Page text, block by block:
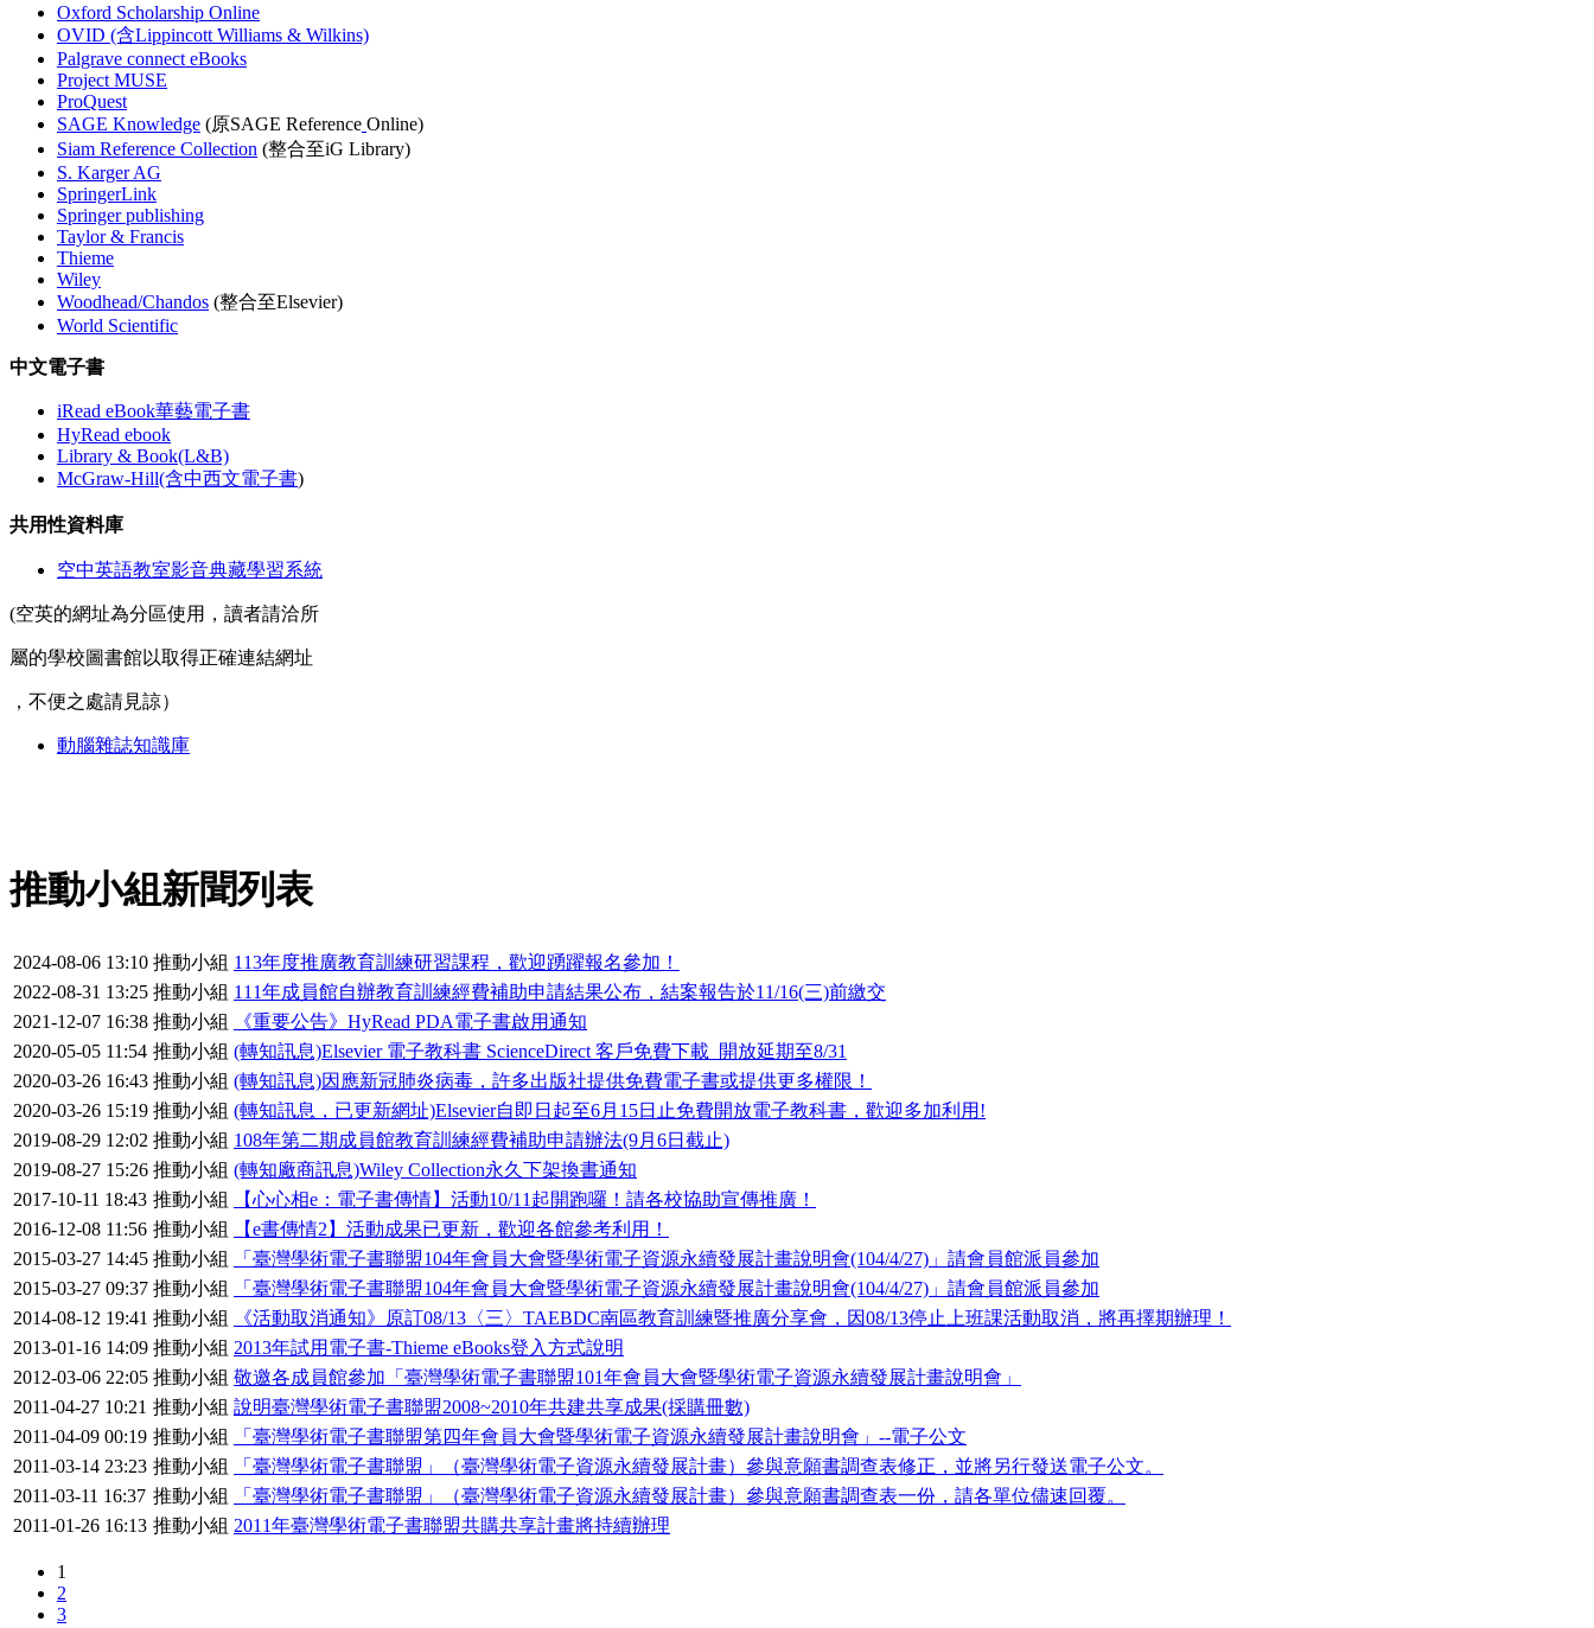
Oxford Scholarship Online
OVID (含Lippincott Williams & Wilkins)
Palgrave connect eBooks
Project MUSE
ProQuest
SAGE Knowledge (原SAGE Reference Online)
Siam Reference Collection (整合至iG Library)
S. Karger AG
SpringerLink
Springer publishing
Taylor & Francis
Thieme
Wiley
Woodhead/Chandos (整合至Elsevier)
World Scientific
中文電子書
iRead eBook華藝電子書
HyRead ebook
Library & Book(L&B)
McGraw-Hill(含中西文電子書)
共用性資料庫
空中英語教室影音典藏學習系統
(空英的網址為分區使用，讀者請洽所
屬的學校圖書館以取得正確連結網址
，不便之處請見諒）
動腦雜誌知識庫
推動小組新聞列表
2024-08-06 13:10 推動小組 113年度推廣教育訓練研習課程，歡迎踴躍報名參加！
2022-08-31 13:25 推動小組 111年成員館自辦教育訓練經費補助申請結果公布，結案報告於11/16(三)前繳交
2021-12-07 16:38 推動小組
《重要公告》HyRead PDA電子書啟用通知
2020-05-05 11:54 推動小組 (轉知訊息)Elsevier 電子教科書 ScienceDirect 客戶免費下載_開放延期至8/31
2020-03-26 16:43 推動小組 (轉知訊息)因應新冠肺炎病毒，許多出版社提供免費電子書或提供更多權限！
2020-03-26 15:19 推動小組 (轉知訊息，已更新網址)Elsevier自即日起至6月15日止免費開放電子教科書，歡迎多加利用!
2019-08-29 12:02 推動小組 108年第二期成員館教育訓練經費補助申請辦法(9月6日截止)
2019-08-27 15:26 推動小組 (轉知廠商訊息)Wiley Collection永久下架換書通知
2017-10-11 18:43 推動小組
【心心相e：電子書傳情】活動10/11起開跑囉！請各校協助宣傳推廣！
2016-12-08 11:56 推動小組
【e書傳情2】活動成果已更新，歡迎各館參考利用！
2015-03-27 14:45 推動小組
「臺灣學術電子書聯盟104年會員大會暨學術電子資源永續發展計畫說明會(104/4/27)」請會員館派員參加
2015-03-27 09:37 推動小組
「臺灣學術電子書聯盟104年會員大會暨學術電子資源永續發展計畫說明會(104/4/27)」請會員館派員參加
2014-08-12 19:41 推動小組
《活動取消通知》原訂08/13〈三〉TAEBDC南區教育訓練暨推廣分享會，因08/13停止上班課活動取消，將再擇期辦理！
2013-01-16 14:09 推動小組 2013年試用電子書-Thieme eBooks登入方式說明
2012-03-06 22:05 推動小組 敬邀各成員館參加「臺灣學術電子書聯盟101年會員大會暨學術電子資源永續發展計畫說明會」
2011-04-27 10:21 推動小組 說明臺灣學術電子書聯盟2008~2010年共建共享成果(採購冊數)
2011-04-09 00:19 推動小組
「臺灣學術電子書聯盟第四年會員大會暨學術電子資源永續發展計畫說明會」--電子公文
2011-03-14 23:23 推動小組
「臺灣學術電子書聯盟」（臺灣學術電子資源永續發展計畫）參與意願書調查表修正，並將另行發送電子公文。
2011-03-11 16:37 推動小組
「臺灣學術電子書聯盟」（臺灣學術電子資源永續發展計畫）參與意願書調查表一份，請各單位儘速回覆。
2011-01-26 16:13 推動小組 2011年臺灣學術電子書聯盟共購共享計畫將持續辦理
1
2
3